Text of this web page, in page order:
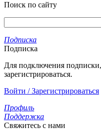
Поиск по сайту
Подписка
Подписка
Для подключения
зарегистрироваться.
Войти / Зарегистрироваться
Профиль
Поддержка
Свяжитесь с нами